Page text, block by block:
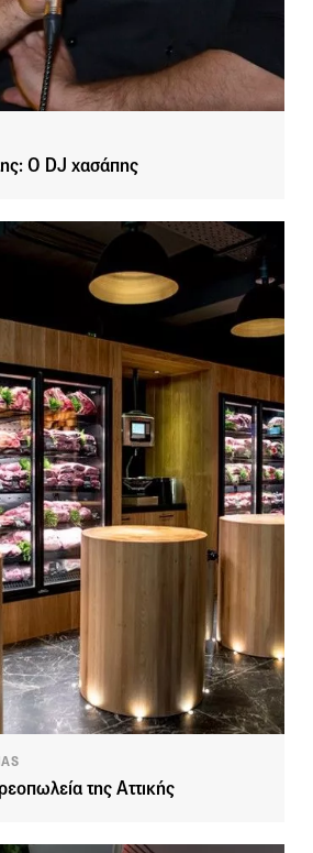
O DJ χασάπης
της Αττικής